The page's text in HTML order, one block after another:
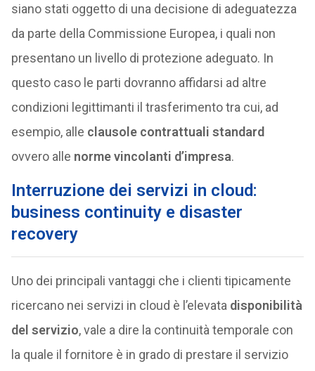
siano stati oggetto di una decisione di adeguatezza
da parte della Commissione Europea, i quali non
presentano un livello di protezione adeguato. In
questo caso le parti dovranno affidarsi ad altre
condizioni legittimanti il trasferimento tra cui, ad
esempio, alle clausole contrattuali standard
ovvero alle norme vincolanti d’impresa.
Interruzione dei servizi in cloud:
business continuity e disaster
recovery
Uno dei principali vantaggi che i clienti tipicamente
ricercano nei servizi in cloud è l’elevata disponibilità
del servizio, vale a dire la continuità temporale con
la quale il fornitore è in grado di prestare il servizio